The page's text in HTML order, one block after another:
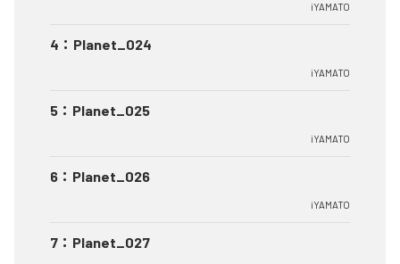
iYAMATO
4 ： Planet_024
iYAMATO
5 ： Planet_025
iYAMATO
6 ： Planet_026
iYAMATO
7 ： Planet_027